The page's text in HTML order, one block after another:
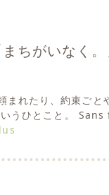
ちがいなく。
れたり、約束ごと
うひとこと。 Sans